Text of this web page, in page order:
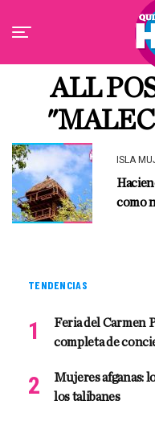
ALL
ISLA
como
TENDENCIAS
Feria del Carmen
completa de
Mujeres afganas:
los talibanes